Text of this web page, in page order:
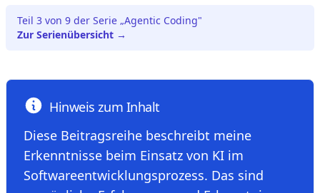
Teil 3 von 9 der Serie „Agentic Coding"
Zur Serienübersicht →
Hinweis zum Inhalt
Diese Beitragsreihe beschreibt meine
Erkenntnisse beim Einsatz von KI im
Softwareentwicklungsprozess. Das sind